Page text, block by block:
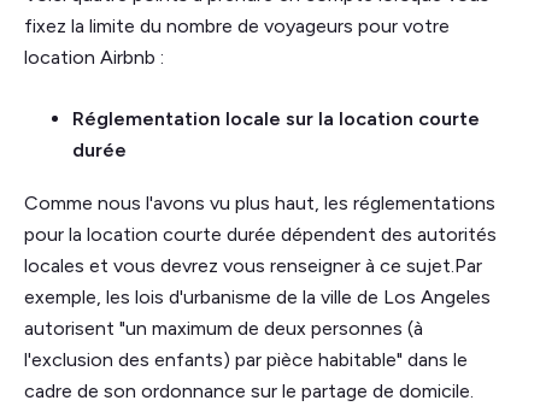
fixez la limite du nombre de voyageurs pour votre
location Airbnb :
Réglementation locale sur la location courte
durée
Comme nous l'avons vu plus haut, les réglementations
pour la location courte durée dépendent des autorités
locales et vous devrez vous renseigner à ce sujet. Par
exemple, les lois d'urbanisme de la ville de Los Angeles
autorisent "un maximum de deux personnes (à
l'exclusion des enfants) par pièce habitable" dans le
cadre de son ordonnance sur le partage de domicile.